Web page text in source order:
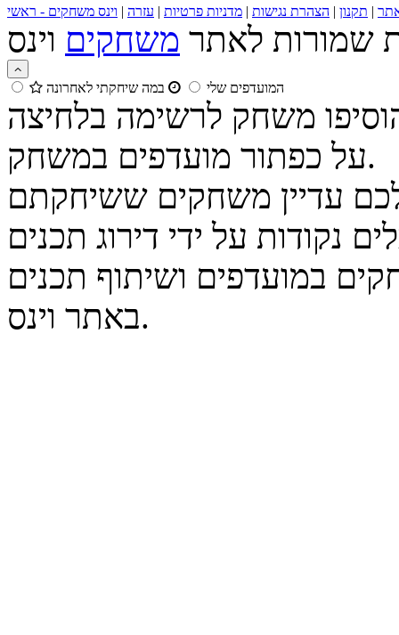
| תקנון | הצהרת נגישות | מדניות פרטיות | עזרה | וינס משחקים - ראשי
שמורות לאתר משחקים
המועדפים שלי במה שיחקתי לאחרונה
משחק לרשימה בלחיצה
על כפתור מועדפים במשחק.
על ידי דירוג תכנים
במועדפים ושיתוף תכנים
באתר וינס.